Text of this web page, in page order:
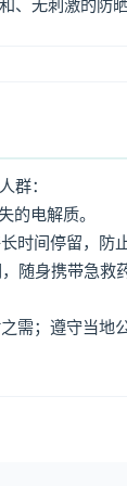
、无刺激的防晒
群：
的电解质。
时间停留，防
随身携带急救
需；遵守当地